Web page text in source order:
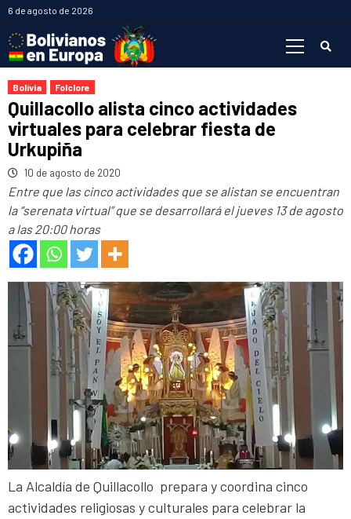
Saltar
contenido
6 de agosto de 2026
Bolivia Folclore
Quillacollo alista cinco actividades
virtuales para celebrar fiesta de
Urkupiña
10 de agosto de 2020
Entre que las cinco actividades que se alistan se encuentran
la “serenata virtual” que se desarrollará el jueves 13 de agosto
a las 20:00 horas
La Alcaldía de Quillacollo prepara y coordina cinco
actividades religiosas y culturales para celebrar la